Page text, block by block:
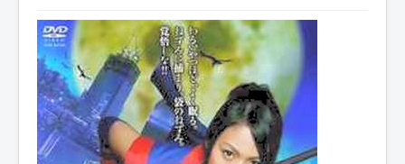
Films
COSAA
Dessins
Artiste Asperger
Lexique